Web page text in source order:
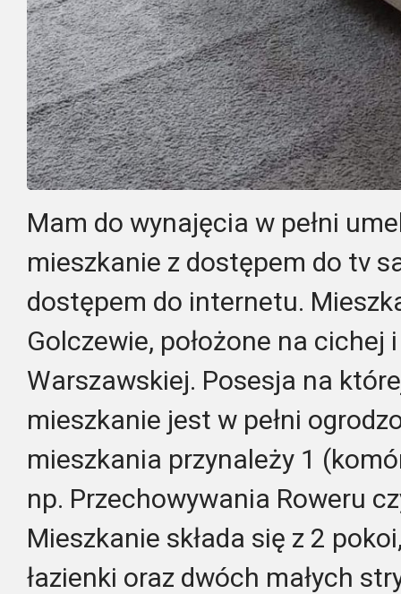
Mam do wynajęcia w pełni
mieszkanie z dostępem do tv
dostępem do internetu.
Golczewie, położone na cichej
Warszawskiej. Posesja na
mieszkanie jest w pełni
mieszkania przynależy 1
np. Przechowywania Roweru
Mieszkanie składa się z 2
łazienki oraz dwóch małych